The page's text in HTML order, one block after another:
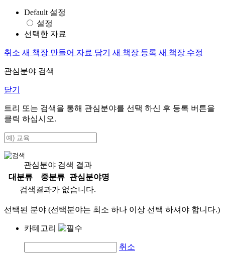
Default 설정
설정
선택한 자료
취소 새 책장 만들어 자료 담기 새 책장 등록 새 책장 수정
관심분야 검색
닫기
트리 또는 검색을 통해 관심분야를 선택 하신 후 등록 버튼을
클릭 하십시오.
관심분야 검색 결과
대분류
중분류
관심분야명
검색결과가 없습니다.
선택된 분야 (선택분야는 최소 하나 이상 선택 하셔야 합니다.)
카테고리
취소